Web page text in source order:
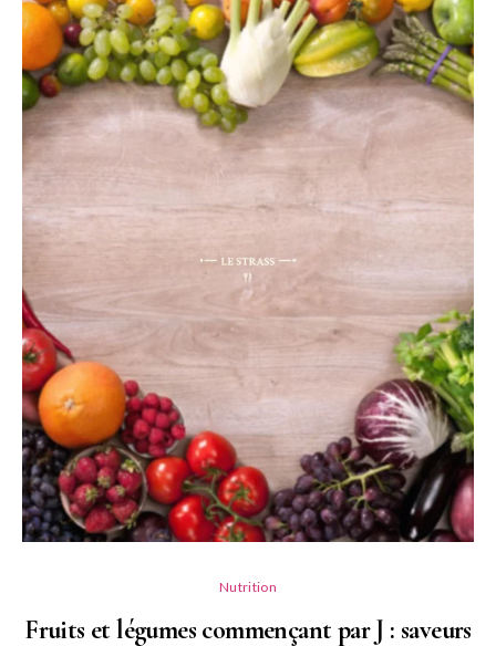
Nutrition
Fruits et légumes commençant par J : saveurs